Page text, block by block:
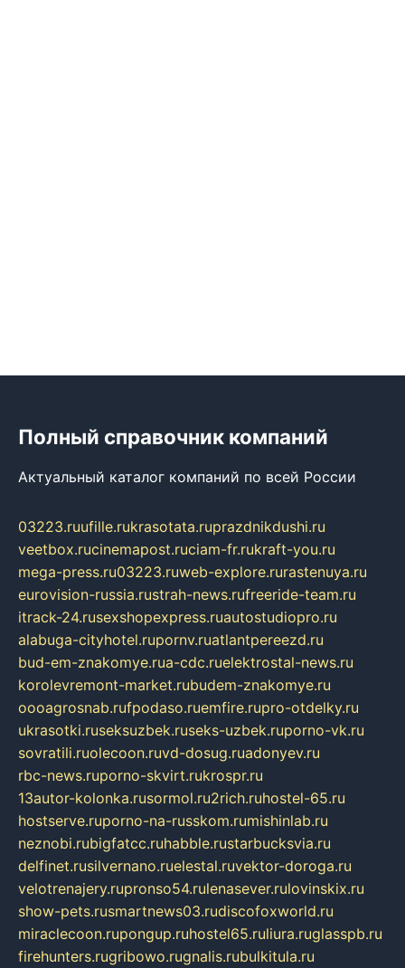
Полный справочник компаний
Актуальный каталог компаний по всей России
03223.ruufille.rukrasotata.ruprazdnikdushi.ru
veetbox.rucinemapost.ruciam-fr.rukraft-you.ru
mega-press.ru03223.ruweb-explore.rurastenuya.ru
eurovision-russia.rustrah-news.rufreeride-team.ru
itrack-24.rusexshopexpress.ruautostudiopro.ru
alabuga-cityhotel.rupornv.ruatlantpereezd.ru
bud-em-znakomye.rua-cdc.ruelektrostal-news.ru
korolevremont-market.rubudem-znakomye.ru
oooagrosnab.rufpodaso.ruemfire.rupro-otdelky.ru
ukrasotki.ruseksuzbek.ruseks-uzbek.ruporno-vk.ru
sovratili.ruolecoon.ruvd-dosug.ruadonyev.ru
rbc-news.ruporno-skvirt.rukrospr.ru
13autor-kolonka.rusormol.ru2rich.ruhostel-65.ru
hostserve.ruporno-na-russkom.rumishinlab.ru
neznobi.rubigfatcc.ruhabble.rustarbucksvia.ru
delfinet.rusilvernano.ruelestal.ruvektor-doroga.ru
velotrenajery.rupronso54.rulenasever.rulovinskix.ru
show-pets.rusmartnews03.rudiscofoxworld.ru
miraclecoon.rupongup.ruhostel65.ruliura.ruglasspb.ru
firehunters.rugribowo.rugnalis.rubulkitula.ru